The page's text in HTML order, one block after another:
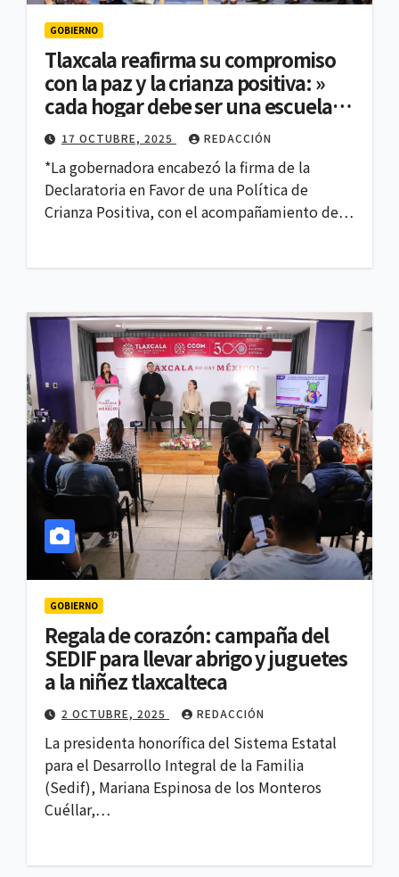
GOBIERNO
Tlaxcala reafirma su compromiso
con la paz y la crianza positiva: »
cada hogar debe ser una escuela
de amor’: Lorena Cuéllar
17 OCTUBRE, 2025 REDACCIÓN
*La gobernadora encabezó la firma de la
Declaratoria en Favor de una Política de
Crianza Positiva, con el acompañamiento de…
GOBIERNO
Regala de corazón: campaña del
SEDIF para llevar abrigo y juguetes
a la niñez tlaxcalteca
2 OCTUBRE, 2025 REDACCIÓN
La presidenta honorífica del Sistema Estatal
para el Desarrollo Integral de la Familia
(Sedif), Mariana Espinosa de los Monteros
Cuéllar,…